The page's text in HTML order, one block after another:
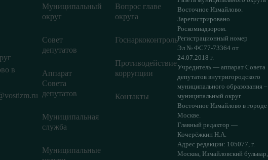
в
Муниципальный
округ
Совет
депутатов
Аппарат
Совета
депутатов
Муниципальная
служба
Муниципальные
Вопрос главе
округа
Госнаркоконтроль
Противодействие
коррупции
Контакты
Восточное Измайлово.
Зарегистрировано
Роскомнадзором.
Регистрационный номер
Эл № ФС77-73364 от
24.07.2018 г.
Учредитель — аппарат Совета
депутатов внутригородского
муниципального образования –
муниципальный округ
Восточное Измайлово в городе
Москве.
Главный редактор —
Кочерёжкин Н.А.
Адрес редакции: 105077, г.
Москва, Измайловский бульвар,